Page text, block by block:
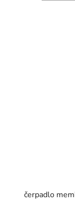
čerpadlo